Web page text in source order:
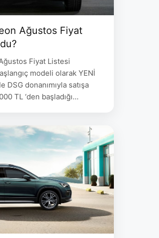
Ağustos Fiyat
Fiyat Listesi
modeli olarak YENİ
DSG donanımıyla satışa
TL ‘den başladığı
Style 1.310.000 1.190.000
150 HP DSG FR 1.470.000